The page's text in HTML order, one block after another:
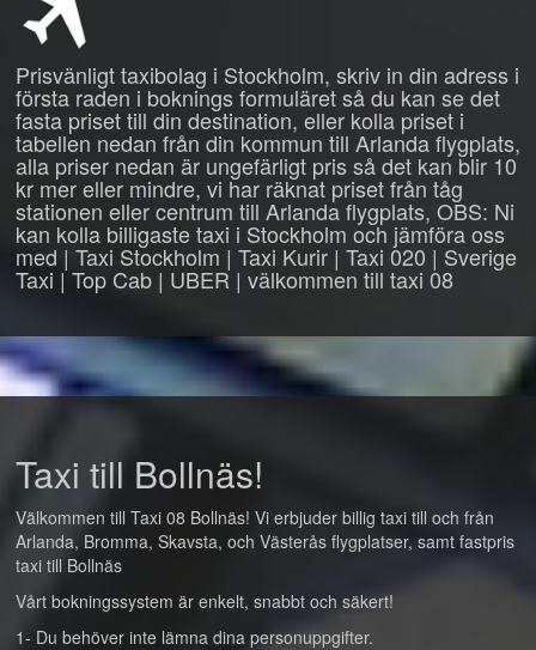
Prisvänligt taxibolag i Stockholm, skriv in din adress i
första raden i boknings formuläret så du kan se det
fasta priset till din destination, eller kolla priset i
tabellen nedan från din kommun till Arlanda flygplats,
alla priser nedan är ungefärligt pris så det kan blir 10
kr mer eller mindre, vi har räknat priset från tåg
stationen eller centrum till Arlanda flygplats, OBS: Ni
kan kolla billigaste taxi i Stockholm och jämföra oss
med | Taxi Stockholm | Taxi Kurir | Taxi 020 | Sverige
Taxi | Top Cab | UBER | välkommen till taxi 08
Taxi till Bollnäs!
Välkommen till Taxi 08 Bollnäs! Vi erbjuder billig taxi till och från
Arlanda, Bromma, Skavsta, och Västerås flygplatser, samt fastpris
taxi till Bollnäs
Vårt bokningssystem är enkelt, snabbt och säkert!
1- Du behöver inte lämna dina personuppgifter.